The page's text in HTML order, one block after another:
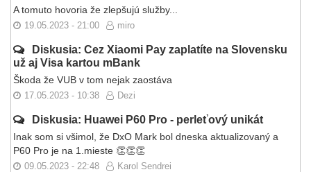
A tomuto hovoria že zlepšujú služby...
19.05.2023 - 21:00 miro
Diskusia: Cez Xiaomi Pay zaplatíte na Slovensku
už aj Visa kartou mBank
Škoda že VUB v tom nejak zaostáva
17.05.2023 - 10:38 Dezi
Diskusia: Huawei P60 Pro - perleťový unikát
Inak som si všimol, že DxO Mark bol dneska aktualizovaný a
P60 Pro je na 1.mieste 👏👏👏
09.05.2023 - 22:48 Karol Sendrei